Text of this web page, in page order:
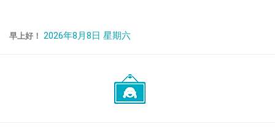
早上好！ 2026年8月8日 星期六